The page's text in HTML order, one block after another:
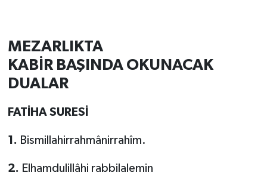
MEZARLIKTA
KABİR BAŞINDA OKUNACAK
DUALAR
FATİHA SURESİ
1. Bismillahirrahmânirrahîm.
2. Elhamdulillâhi rabbilalemin